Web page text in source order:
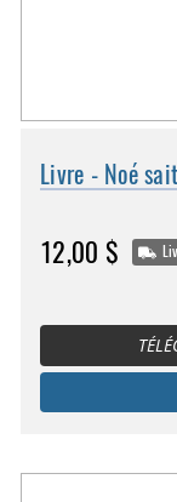
Livre - Noé
12,00 $